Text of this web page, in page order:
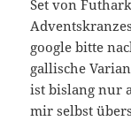
Set von
google bitte
gallische
ist bislang nur
mir selbst